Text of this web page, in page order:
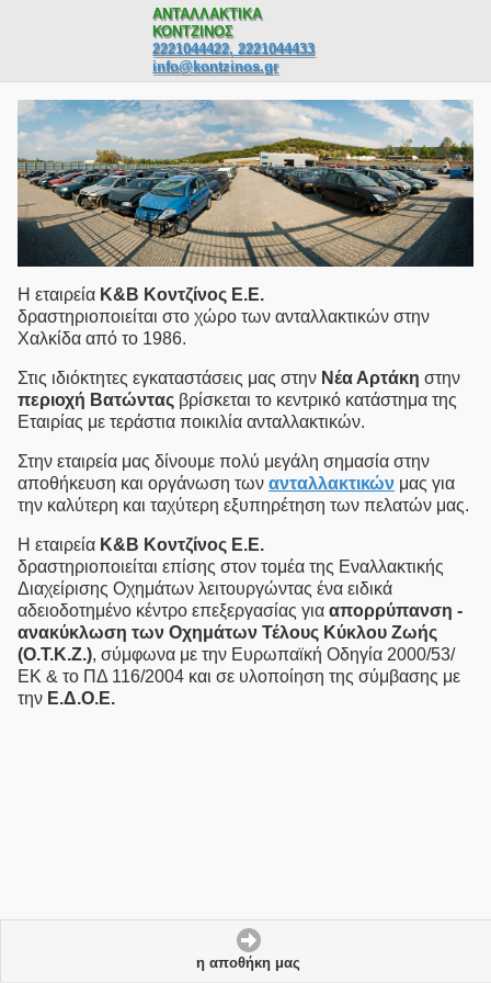
ΑΝΤΑΛΛΑΚΤΙΚΑ
ΚΟΝΤΖΙΝΟΣ
2221044422, 2221044433
info@kontzinos.gr
Η εταιρεία Κ&Β Κοντζίνος E.Ε.
δραστηριοποιείται στο χώρο των ανταλλακτικών στην
Χαλκίδα από το 1986.
Στις ιδιόκτητες εγκαταστάσεις μας στην Νέα Αρτάκη στην
περιοχή Βατώντας βρίσκεται το κεντρικό κατάστημα της
Εταιρίας με τεράστια ποικιλία ανταλλακτικών.
Στην εταιρεία μας δίνουμε πολύ μεγάλη σημασία στην
αποθήκευση και οργάνωση των ανταλλακτικών μας για
την καλύτερη και ταχύτερη εξυπηρέτηση των πελατών μας.
Η εταιρεία Κ&Β Κοντζίνος E.Ε.
δραστηριοποιείται επίσης στον τομέα της Eναλλακτικής
Διαχείρισης Οχημάτων λειτουργώντας ένα ειδικά
αδειοδοτημένο κέντρο επεξεργασίας για απορρύπανση -
ανακύκλωση των Οχημάτων Τέλους Κύκλου Ζωής
(Ο.Τ.Κ.Ζ.), σύμφωνα με την Ευρωπαϊκή Οδηγία 2000/53/
ΕΚ & το ΠΔ 116/2004 και σε υλοποίηση της σύμβασης με
την Ε.Δ.Ο.Ε.
η αποθήκη μας